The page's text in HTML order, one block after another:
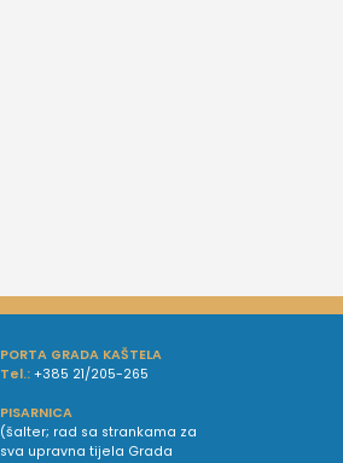
PORTA GRADA KAŠTELA
Tel.: +385 21/205-265
PISARNICA
(šalter; rad sa strankama za
sva upravna tijela Grada